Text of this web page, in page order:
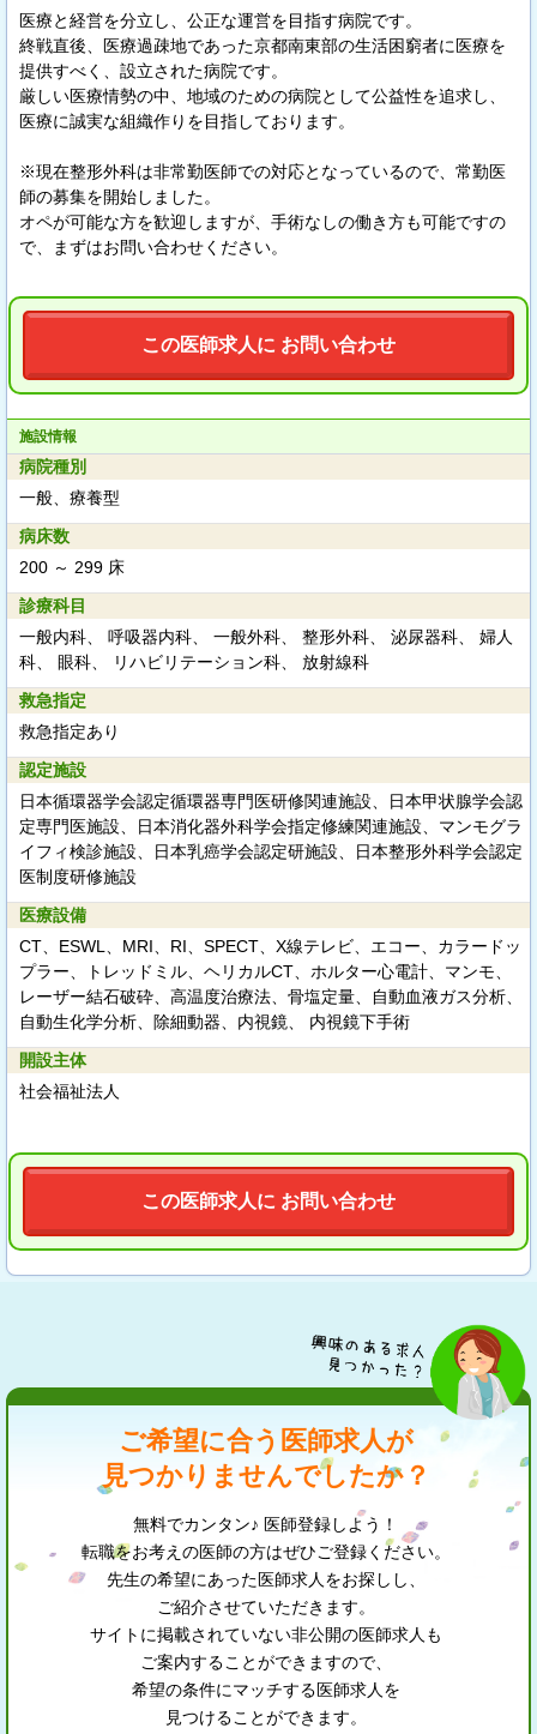
医療と経営を分立し、公正な運営を目指す病院です。
終戦直後、医療過疎地であった京都南東部の生活困窮者に医療を
提供すべく、設立された病院です。
厳しい医療情勢の中、地域のための病院として公益性を追求し、
医療に誠実な組織作りを目指しております。
※現在整形外科は非常勤医師での対応となっているので、常勤医
師の募集を開始しました。
オペが可能な方を歓迎しますが、手術なしの働き方も可能ですの
で、まずはお問い合わせください。
この医師求人に お問い合わせ
施設情報
病院種別
一般、療養型
病床数
200 ～ 299 床
診療科目
一般内科、 呼吸器内科、 一般外科、 整形外科、 泌尿器科、 婦人
科、 眼科、 リハビリテーション科、 放射線科
救急指定
救急指定あり
認定施設
日本循環器学会認定循環器専門医研修関連施設、日本甲状腺学会認
定専門医施設、日本消化器外科学会指定修練関連施設、マンモグラ
イフィ検診施設、日本乳癌学会認定研施設、日本整形外科学会認定
医制度研修施設
医療設備
CT、ESWL、MRI、RI、SPECT、X線テレビ、エコー、カラードッ
プラー、トレッドミル、ヘリカルCT、ホルター心電計、マンモ、
レーザー結石破砕、高温度治療法、骨塩定量、自動血液ガス分析、
自動生化学分析、除細動器、内視鏡、 内視鏡下手術
開設主体
社会福祉法人
この医師求人に お問い合わせ
ご希望に合う医師求人が
見つかりませんでしたか？
無料でカンタン♪ 医師登録しよう！
転職をお考えの医師の方はぜひご登録ください。
先生の希望にあった医師求人をお探しし、
ご紹介させていただきます。
サイトに掲載されていない非公開の医師求人も
ご案内することができますので、
希望の条件にマッチする医師求人を
見つけることができます。